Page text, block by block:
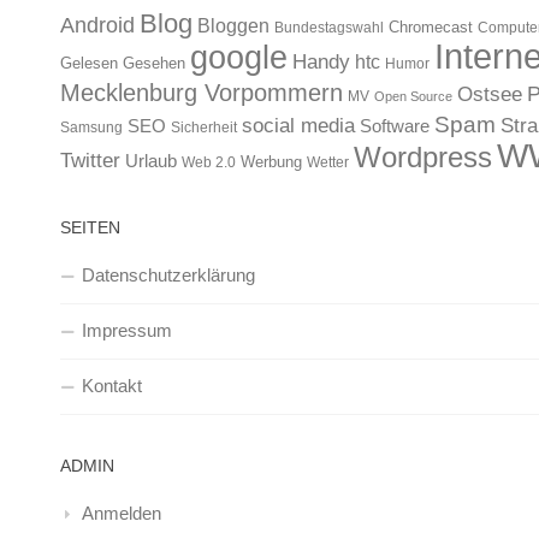
Android Blog Bloggen Bundestagswahl Chromecast
Gelesen Gesehen google Handy htc Humor
Mecklenburg Vorpommern MV Open Source Ostsee
Samsung SEO Sicherheit social media Software Spam
Twitter Urlaub Web 2.0 Werbung Wetter Wordpress
SEITEN
Datenschutzerklärung
Impressum
Kontakt
ADMIN
Anmelden